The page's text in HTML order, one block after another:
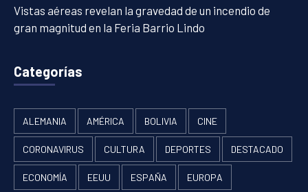
Vistas aéreas revelan la gravedad de un incendio de
gran magnitud en la Feria Barrio Lindo
Categorías
ALEMANIA AMÉRICA BOLIVIA CINE
CORONAVIRUS CULTURA DEPORTES DESTACADO
ECONOMÍA EEUU ESPAÑA EUROPA